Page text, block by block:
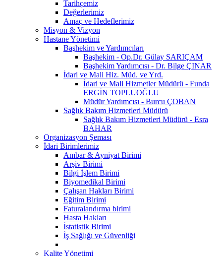
Tarihçemiz
Değerlerimiz
Amaç ve Hedeflerimiz
Misyon & Vizyon
Hastane Yönetimi
Başhekim ve Yardımcıları
Başhekim - Op.Dr. Gülay SARIÇAM
Başhekim Yardımcısı - Dr. Bilge ÇINAR
İdari ve Mali Hiz. Müd. ve Yrd.
İdari ve Mali Hizmetler Müdürü - Funda
ERGİN TOPLUOĞLU
Müdür Yardımcısı - Burcu ÇOBAN
Sağlık Bakım Hizmetleri Müdürü
Sağlık Bakım Hizmetleri Müdürü - Esra
BAHAR
Organizasyon Şeması
İdari Birimlerimiz
Ambar & Ayniyat Birimi
Arşiv Birimi
Bilgi İşlem Birimi
Biyomedikal Birimi
Çalışan Hakları Birimi
Eğitim Birimi
Faturalandırma birimi
Hasta Hakları
İstatistik Birimi
İş Sağlığı ve Güvenliği
Kalite Yönetimi